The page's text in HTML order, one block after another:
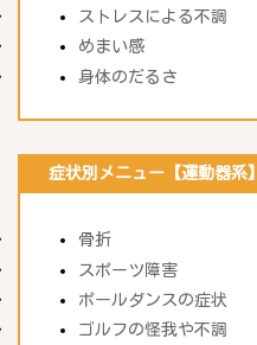
ストレスによる不調
めまい感
身体のだるさ
症状別メニュー【運動器系】
骨折
スポーツ障害
ポールダンスの症状
ゴルフの怪我や不調